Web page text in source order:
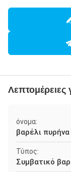
Λεπτομέρειες
όνομα:
βαρέλι πυρήνα
Τύπος:
Συμβατικό